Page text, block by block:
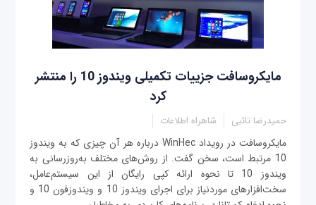
مایکروسافت جزییات تکمیلی ویندوز 10 را منتشر
کرد
حمیدرضا تائبی شاهراه اطلاعات
مایکروسافت در رویداد WinHec درباره هر آن چیزی که به ویندوز
10 مرتبط است، سخن گفت. از روش‌های مختلف به‌روزرسانی به
ویندوز 10 تا نحوه ارائه کپی رایگان از این سیستم‌عامل،
سخت‌افزارهای موردنیاز برای اجرای ویندوز 10 و ویندوزفون 10 و